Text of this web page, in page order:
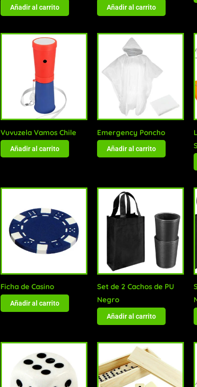
Añadir al carrito Añadir al carrito
Vuvuzela Vamos Chile
Añadir al carrito
Emergency Poncho
Añadir al carrito
Ficha de Casino
Añadir al carrito
Set de 2 Cachos de PU
Negro
Añadir al carrito